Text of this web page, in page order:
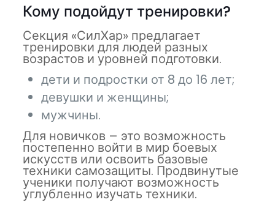
Кому подойдут тренировки?
Секция «СилХар» предлагает
тренировки для людей разных
возрастов и уровней подготовки.
дети и подростки от 8 до 16 лет;
девушки и женщины;
мужчины.
Для новичков – это возможность
постепенно войти в мир боевых
искусств или освоить базовые
техники самозащиты. Продвинутые
ученики получают возможность
углубленно изучать техники.